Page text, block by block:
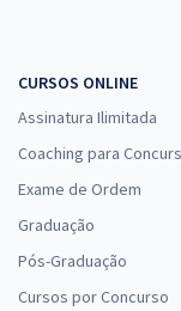
CURSOS ONLINE
Assinatura Ilimitada
Coaching para
Exame de Ordem
Graduação
Pós-Graduação
Cursos por Concurso